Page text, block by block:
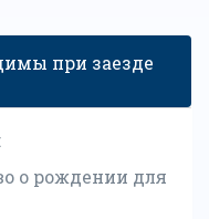
при заезде
о рождении для